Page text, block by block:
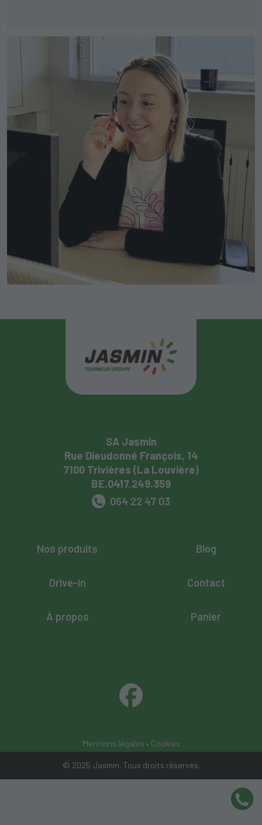
SA Jasmin
Rue Dieudonné François, 14
7100 Trivières (La Louvière)
BE.0417.249.359
064 22 47 03
Nos produits
Drive-in
À propos
Blog
Contact
Panier
Mentions légales • Cookies
© 2025 Jasmin. Tous droits réservés.